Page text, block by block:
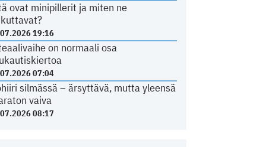
ovat minipillerit ja miten ne
19:16
on normaali osa
07:04
silmässä – ärsyttävä, mutta yleensä
vaiva
08:17